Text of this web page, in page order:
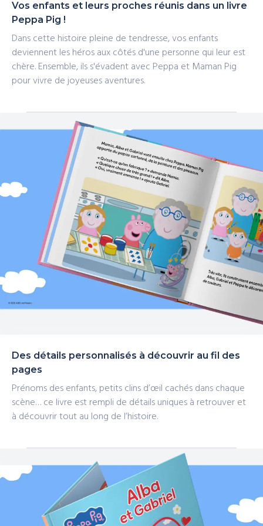
Vos enfants et leurs proches réunis dans un livre
Peppa Pig !
Dans cette histoire pleine de tendresse, vos enfants
deviennent les héros aux côtés d'une personne qui leur est
chère. Ensemble, ils s'évadent avec Peppa et Maman Pig
pour vivre de joyeuses aventures.
Des détails personnalisés à découvrir au fil des
pages
Prénoms des enfants, petits clins d’œil cachés dans chaque
scène… ce livre est rempli de détails uniques à retrouver et
à découvrir tout au long de l’histoire.